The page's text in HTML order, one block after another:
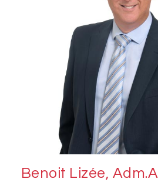
Benoit Lizée, Adm.A